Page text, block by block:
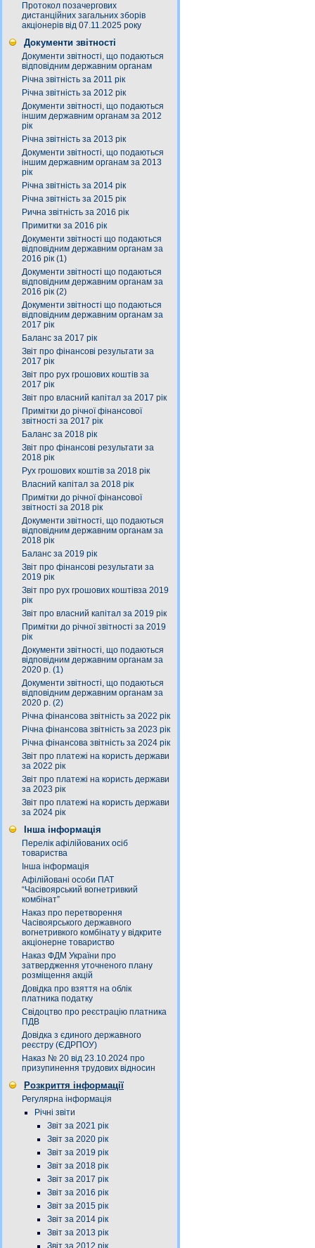
Протокол позачергових
дистанційних загальних зборів
акціонерів від 07.11.2025 року
Документи звітності
Документи звітності, що подаються
відповідним державним органам
Річна звітність за 2011 рік
Річна звітність за 2012 рік
Документи звітності, що подаються
іншим державним органам за 2012
рік
Річна звітність за 2013 рік
Документи звітності, що подаються
іншим державним органам за 2013
рік
Річна звітність за 2014 рік
Річна звітність за 2015 рік
Рична звітність за 2016 рік
Примитки за 2016 рік
Документи звітності що подаються
відповідним державним органам за
2016 рік (1)
Документи звітності що подаються
відповідним державним органам за
2016 рік (2)
Документи звітності що подаються
відповідним державним органам за
2017 рік
Баланс за 2017 рік
Звіт про фінансові результати за
2017 рік
Звіт про рух грошових коштів за
2017 рік
Звіт про власний капітал за 2017 рік
Примітки до річної фінансової
звітності за 2017 рік
Баланс за 2018 рік
Звіт про фінансові результати за
2018 рік
Рух грошових коштів за 2018 рік
Власний капітал за 2018 рік
Примітки до річної фінансової
звітності за 2018 рік
Документи звітності, що подаються
відповідним державним органам за
2018 рік
Баланс за 2019 рік
Звіт про фінансові результати за
2019 рік
Звіт про рух грошових коштівза 2019
рік
Звіт про власний капітал за 2019 рік
Примітки до річної звітності за 2019
рік
Документи звітності, що подаються
відповідним державним органам за
2020 р. (1)
Документи звітності, що подаються
відповідним державним органам за
2020 р. (2)
Річна фінансова звітність за 2022 рік
Річна фінансова звітність за 2023 рік
Річна фінансова звітність за 2024 рік
Звіт про платежі на користь держави
за 2022 рік
Звіт про платежі на користь держави
за 2023 рік
Звіт про платежі на користь держави
за 2024 рік
Інша інформація
Перелік афілійованих осіб
товариства
Інша інформація
Афілійовані особи ПАТ
“Часівоярський вогнетривкий
комбінат”
Наказ про перетворення
Часівоярського державного
вогнетривкого комбінату у відкрите
акціонерне товариство
Наказ ФДМ України про
затвердження уточненого плану
розміщення акцій
Довідка про взяття на облік
платника податку
Свідоцтво про реєстрацію платника
ПДВ
Довідка з єдиного державного
реєстру (ЄДРПОУ)
Наказ № 20 від 23.10.2024 про
призупинення трудових відносин
Розкриття інформації
Регулярна інформація
Річні звіти
Звіт за 2021 рік
Звіт за 2020 рік
Звіт за 2019 рік
Звіт за 2018 рік
Звіт за 2017 рік
Звіт за 2016 рік
Звіт за 2015 рік
Звіт за 2014 рік
Звіт за 2013 рік
Звіт за 2012 рік